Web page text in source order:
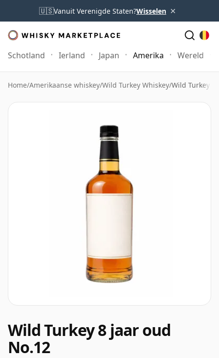
🇺🇸Vanuit Verenigde Staten?Wisselen ×
Schotland Ierland Japan Amerika Wereld
Home/Amerikaanse whiskey/Wild Turkey Whiskey/Wild Turkey 8
Wild Turkey 8 jaar oud
No.12